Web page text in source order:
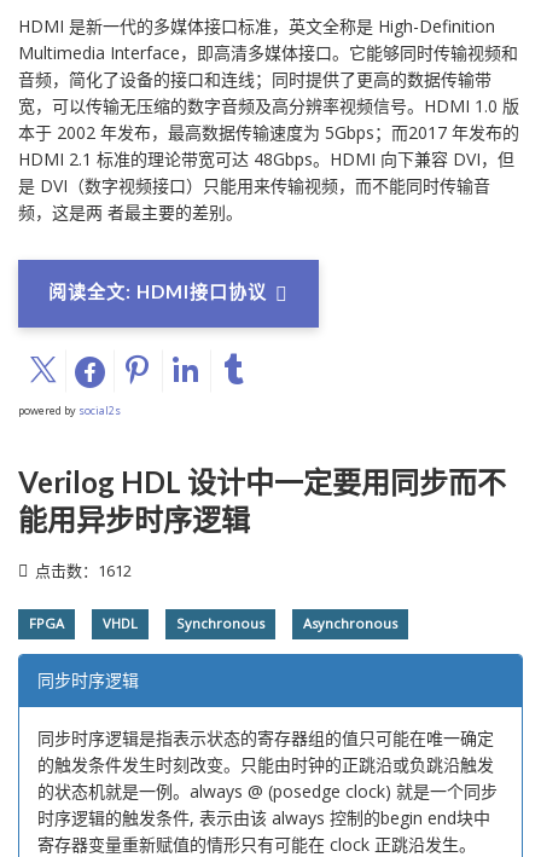
HDMI 是新一代的多媒体接口标准，英文全称是 High-Definition
Multimedia Interface，即高清多媒体接口。它能够同时传输视频和
音频，简化了设备的接口和连线；同时提供了更高的数据传输带
宽，可以传输无压缩的数字音频及高分辨率视频信号。HDMI 1.0 版
本于 2002 年发布，最高数据传输速度为 5Gbps；而2017 年发布的
HDMI 2.1 标准的理论带宽可达 48Gbps。HDMI 向下兼容 DVI，但
是 DVI（数字视频接口）只能用来传输视频，而不能同时传输音
频，这是两 者最主要的差别。
阅读全文: HDMI接口协议
powered by social2s
Verilog HDL 设计中一定要用同步而不
能用异步时序逻辑
点击数：1612
FPGA VHDL Synchronous Asynchronous
同步时序逻辑
同步时序逻辑是指表示状态的寄存器组的值只可能在唯一确定
的触发条件发生时刻改变。只能由时钟的正跳沿或负跳沿触发
的状态机就是一例。always @ (posedge clock) 就是一个同步
时序逻辑的触发条件, 表示由该 always 控制的begin end块中
寄存器变量重新赋值的情形只有可能在 clock 正跳沿发生。